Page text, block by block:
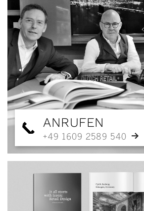
ANRUFEN
+49 1609 2589 540